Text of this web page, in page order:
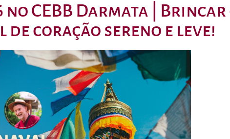
CEBB Darmata |
de coração sereno e leve!